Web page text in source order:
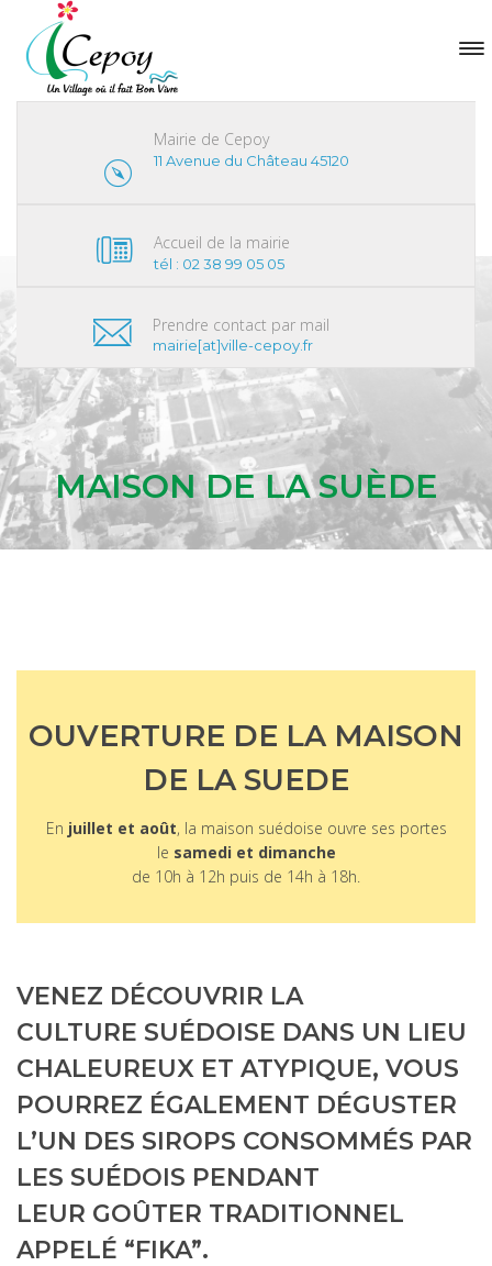
MAISON DE LA SUÈDE
Mairie de Cepoy
11 Avenue du Château 45120
Accueil de la mairie
tél : 02 38 99 05 05
Prendre contact par mail
mairie[at]ville-cepoy.fr
OUVERTURE DE LA MAISON
DE LA SUEDE
En juillet et août, la maison suédoise ouvre ses portes
le samedi et dimanche
de 10h à 12h puis de 14h à 18h.
VENEZ DÉCOUVRIR LA
CULTURE SUÉDOISE DANS UN LIEU
CHALEUREUX ET ATYPIQUE, VOUS
POURREZ ÉGALEMENT DÉGUSTER
L’UN DES SIROPS CONSOMMÉS PAR
LES SUÉDOIS PENDANT
LEUR GOÛTER TRADITIONNEL
APPELÉ “FIKA”.